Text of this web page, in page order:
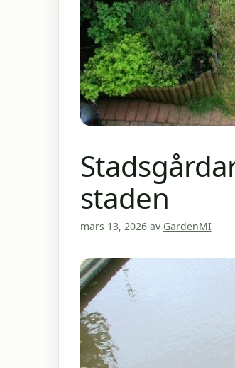
staden
mars 13, 2026 av GardenMI